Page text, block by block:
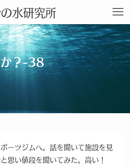
水研究所
か？-38
ーツジムへ。話を聞いて施設を見
思い値段を聞いてみた。高い！